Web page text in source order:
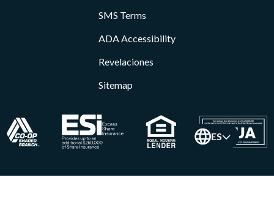
SMS Terms
ADA Accessibility
Revelaciones
Sitemap
ES